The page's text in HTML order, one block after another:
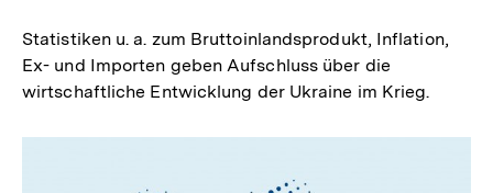
Statistiken u. a. zum Bruttoinlandsprodukt, Inflation,
Ex- und Importen geben Aufschluss über die
wirtschaftliche Entwicklung der Ukraine im Krieg.